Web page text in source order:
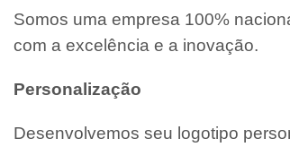
Somos uma empresa 100%
com a excelência e a inovação.
Personalização
Desenvolvemos seu logotipo